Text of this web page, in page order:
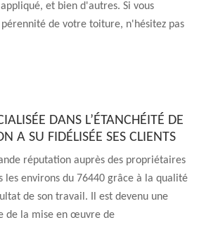
et bien d'autres. Si vous
de votre toiture, n'hésitez pas
DANS L’ÉTANCHÉITÉ DE
A SU FIDÉLISÉE SES CLIENTS
réputation auprès des propriétaires
les environs du 76440 grâce à la qualité
de son travail. Il est devenu une
de la mise en œuvre de